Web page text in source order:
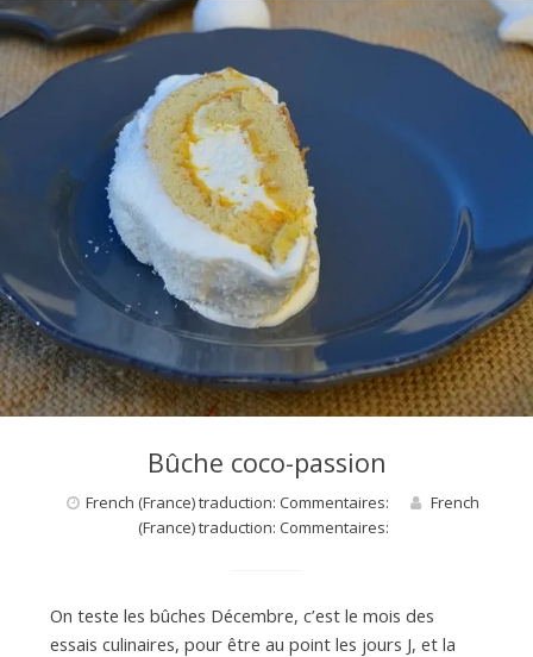
Bûche coco-passion
French (France) traduction: Commentaires:
French
(France) traduction: Commentaires:
On teste les bûches Décembre, c’est le mois des
essais culinaires, pour être au point les jours J, et la